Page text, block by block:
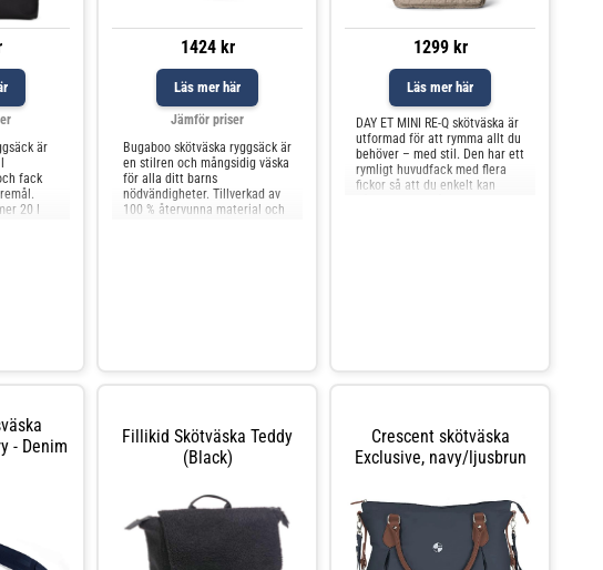
är
fack
20 l
1424 kr
Läs mer här
Jämför priser
Bugaboo skötväska ryggsäck är
en stilren och mångsidig väska
för alla ditt barns
nödvändigheter. Tillverkad av
100 % återvunna material och
1299 kr
Läs mer här
DAY ET MINI RE-Q skötväska är
utformad för att rymma allt du
behöver – med stil. Den har ett
rymligt huvudfack med flera
fickor så att du enkelt kan
- Denim
Fillikid Skötväska Teddy
(Black)
Crescent skötväska
Exclusive, navy/ljusbrun